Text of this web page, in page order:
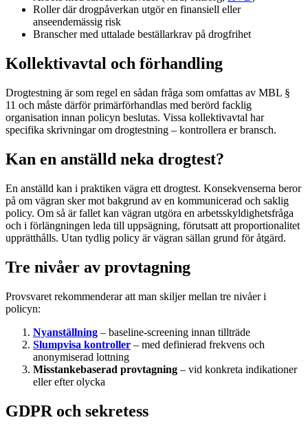
Roller där drogpåverkan utgör en finansiell eller
anseendemässig risk
Branscher med uttalade beställarkrav på drogfrihet
Kollektivavtal och förhandling
Drogtestning är som regel en sådan fråga som omfattas av MBL §
11 och måste därför primärförhandlas med berörd facklig
organisation innan policyn beslutas. Vissa kollektivavtal har
specifika skrivningar om drogtestning – kontrollera er bransch.
Kan en anställd neka drogtest?
En anställd kan i praktiken vägra ett drogtest. Konsekvenserna beror
på om vägran sker mot bakgrund av en kommunicerad och saklig
policy. Om så är fallet kan vägran utgöra en arbetsskyldighetsfråga
och i förlängningen leda till uppsägning, förutsatt att proportionalitet
upprätthålls. Utan tydlig policy är vägran sällan grund för åtgärd.
Tre nivåer av provtagning
Provsvaret rekommenderar att man skiljer mellan tre nivåer i
policyn:
Nyanställning – baseline-screening innan tillträde
Slumpvisa kontroller – med definierad frekvens och
anonymiserad lottning
Misstankebaserad provtagning – vid konkreta indikationer
eller efter olycka
GDPR och sekretess